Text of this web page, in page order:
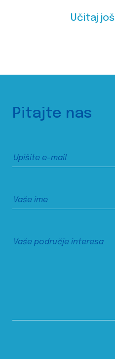
Učitaj još
Pitajte nas